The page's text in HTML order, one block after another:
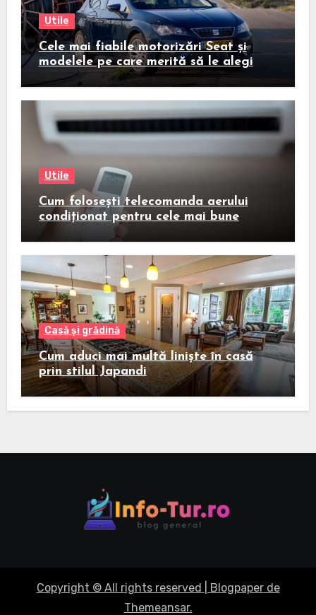
Utile
Cele mai fiabile motorizări Seat și
modelele pe care merită să le alegi
Utile
Cum folosești telecomanda aerului
condiționat pentru cele mai bune
Casă și grădină
Cum aduci mai multă liniște în casă
prin stilul Japandi
Copyright © All rights reserved Blogpaperde
Themeansar.